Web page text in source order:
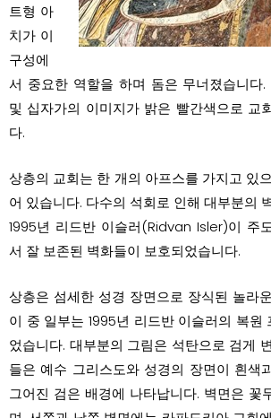
트형 아
치가 이
구성에
서 중요한 역할을 하며 돔은 무너졌습니다
및 십자가의 이미지가 밝은 빨간색으로 교
다.
상층의 교회는 한 개의 아프스를 가지고 있
어 있습니다. 다수의 석회로 인해 대부분의
1995년 리드반 이슬러(Ridvan Isler)이 주
서 잘 보존된 벽화들이 보호되었습니다.
상층은 섬세한 성경 장면으로 장식된 놀라
이 중 일부는 1995년 리드반 이슬러의 복원
었습니다. 대부분의 그림은 석탄으로 검게
들은 예수 그리스도와 성경의 장면이 흰색
그어진 검은 배경에 나타납니다. 벽면은 꽃